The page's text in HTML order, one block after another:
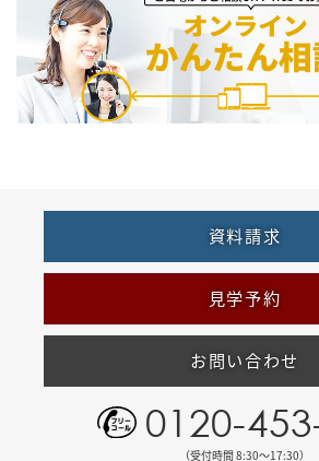
資料請求
見学予約
お問い合わせ
0120-
（受付時間 8:30〜17:30）